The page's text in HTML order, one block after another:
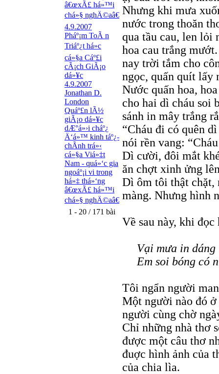
â€œxÃ£ há»™i
chá»§ nghÄ©aâ€
4.9.2007
Pháº¡m ToÃ n
Triáº¿t há»c
cá»§a Cáº£i
cÃ¡ch GiÃ¡o
dá»¥c
4.9.2007
Jonathan D.
London
Quáº£n lÃ½
giÃ¡o dá»¥c
dÆ°á»›i cháº¿
Ä‘á»™ kinh táº¿-
chÃ­nh trá»‹
cá»§a Viá»‡t
Nam - quá»‘c gia
ngoáº¡i vi trong
há»‡ thá»‘ng
â€œxÃ£ há»™i
chá»§ nghÄ©aâ€
1 - 20 / 171 bài
Nhưng khi mưa
nước trong thoăn
qua tầu cau, len lỏi
hoa cau trắng
nay trời tắm cho
ngọc, quấn quít lấy
Nước quấn hoa,
cho hai dì cháu soi
sánh in mây trắng
“Cháu đi có quên
nói rền vang:
Dì cười, đôi mắt
ăn chợt xinh ửng
Dì ôm tôi thật chặt,
màng. Nhưng hình
Về sau này, khi
Vại mưa in
Em soi bóng có
Tôi ngẩn người
Một người nào đó
người cùng chờ
Chỉ những nhà thơ
được một câu thơ
đuợc hình ảnh của
của chia lìa.